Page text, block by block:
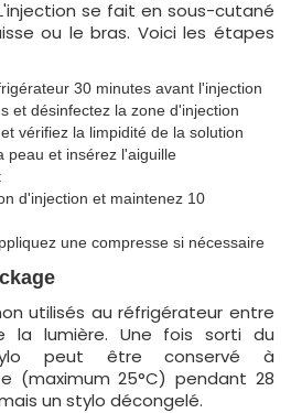
se fait en sous-cutané
ou le bras. Voici les étapes
30 minutes avant l'injection
et désinfectez la zone d'injection
vérifiez la limpidité de la solution
peau et insérez l'aiguille
d'injection et maintenez 10
une compresse si nécessaire
utilisés au réfrigérateur entre
la lumière. Une fois sorti du
peut être conservé à
(maximum 25°C) pendant 28
un stylo décongelé.